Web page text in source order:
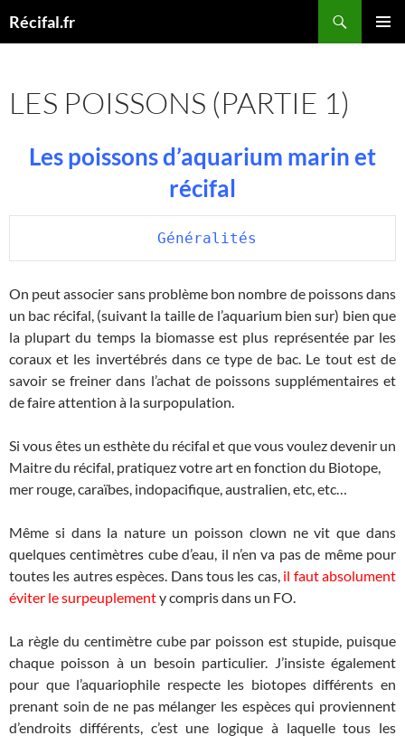
auRécifal.fr
LES POISSONS (PARTIE 1)
Les poissons d’aquarium marin et
récifal
Généralités
On peut associer sans problème bon nombre de poissons dans
un bac récifal, (suivant la taille de l’aquarium bien sur) bien que
la plupart du temps la biomasse est plus représentée par les
coraux et les invertébrés dans ce type de bac. Le tout est de
savoir se freiner dans l’achat de poissons supplémentaires et
de faire attention à la surpopulation.
Si vous êtes un esthète du récifal et que vous voulez devenir un
Maitre du récifal, pratiquez votre art en fonction du Biotope,
mer rouge, caraïbes, indopacifique, australien, etc, etc…
Même si dans la nature un poisson clown ne vit que dans
quelques centimètres cube d’eau, il n’en va pas de même pour
toutes les autres espèces. Dans tous les cas, il faut absolument
éviter le surpeuplementy compris dans un FO.
La règle du centimètre cube par poisson est stupide, puisque
chaque poisson à un besoin particulier. J’insiste également
pour que l’aquariophile respecte les biotopes différents en
prenant soin de ne pas mélanger les espèces qui proviennent
d’endroits différents, c’est une logique à laquelle tous les